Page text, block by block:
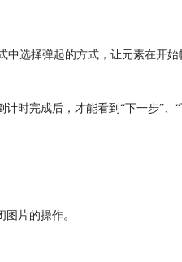
选择弹起的方式，让元素在开始
时完成后，才能看到“下一步”、“
片的操作。